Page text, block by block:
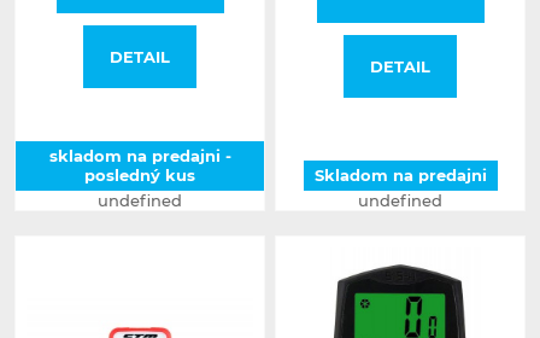
DETAIL
skladom na predajni -
posledný kus
undefined
DETAIL
Skladom na predajni
undefined